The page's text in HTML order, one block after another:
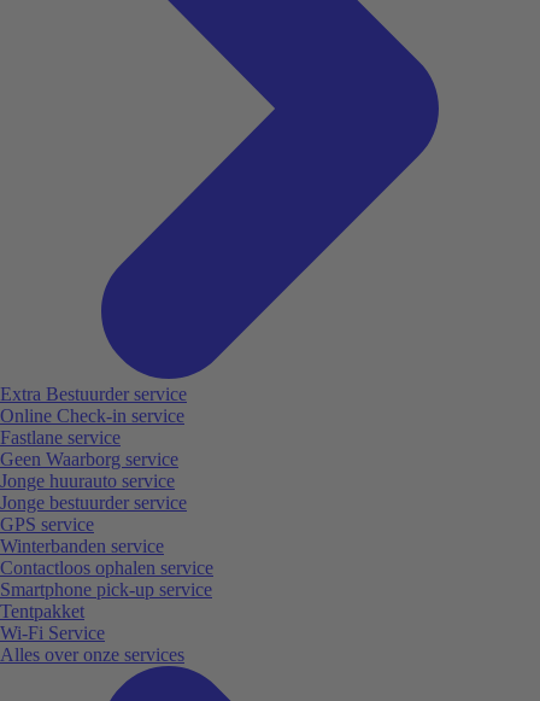
Extra Bestuurder service
Online Check-in service
Fastlane service
Geen Waarborg service
Jonge huurauto service
Jonge bestuurder service
GPS service
Winterbanden service
Contactloos ophalen service
Smartphone pick-up service
Tentpakket
Wi-Fi Service
Alles over onze services